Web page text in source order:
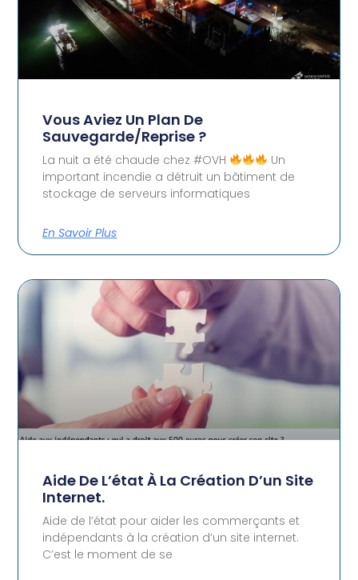
Vous Aviez Un Plan De
Sauvegarde/reprise ?
La nuit a été chaude chez #OVH
Un
important incendie a détruit un bâtiment de
stockage de serveurs informatiques
En Savoir Plus
Aide De L’état À La Création D’un Site
Internet.
Aide de l’état pour aider les commerçants et
indépendants à la création d’un site internet.
C’est le moment de se